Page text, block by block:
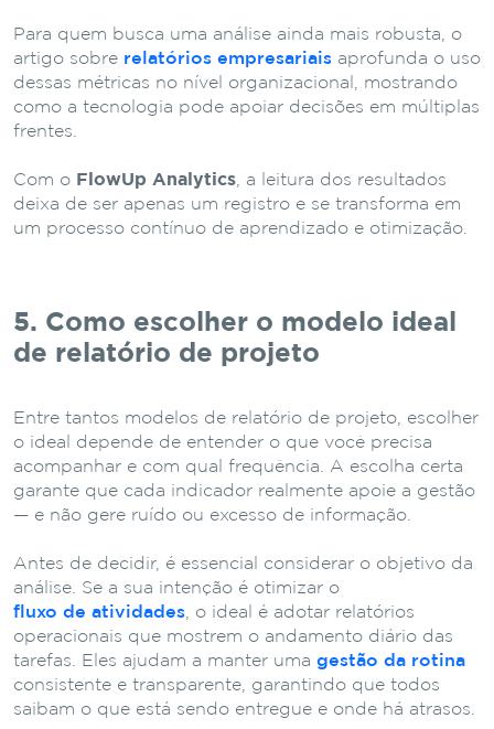
Para quem busca uma análise ainda mais robusta, o
artigo sobre relatórios empresariais aprofunda o uso
dessas métricas no nível organizacional, mostrando
como a tecnologia pode apoiar decisões em múltiplas
frentes.
Com o FlowUp Analytics , a leitura dos resultados
deixa de ser apenas um registro e se transforma em
um processo contínuo de aprendizado e otimização.
5. Como escolher o modelo ideal
de relatório de projeto
Entre tantos modelos de relatório de projeto, escolher
o ideal depende de entender o que você precisa
acompanhar e com qual frequência. A escolha certa
garante que cada indicador realmente apoie a gestão
— e não gere ruído ou excesso de informação.
Antes de decidir, é essencial considerar o objetivo da
análise. Se a sua intenção é otimizar o
fluxo de atividades , o ideal é adotar relatórios
operacionais que mostrem o andamento diário das
tarefas. Eles ajudam a manter uma gestão da rotina
consistente e transparente, garantindo que todos
saibam o que está sendo entregue e onde há atrasos.